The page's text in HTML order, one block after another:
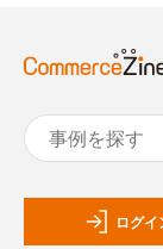
ログイ